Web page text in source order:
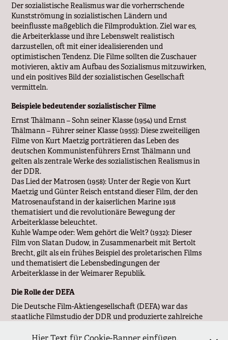
Der sozialistische Realismus war die vorherrschende
Kunstströmung in sozialistischen Ländern und
beeinflusste maßgeblich die Filmproduktion. Ziel war es,
die Arbeiterklasse und ihre Lebenswelt realistisch
darzustellen, oft mit einer idealisierenden und
optimistischen Tendenz. Die Filme sollten die Zuschauer
motivieren, aktiv am Aufbau des Sozialismus mitzuwirken,
und ein positives Bild der sozialistischen Gesellschaft
vermitteln.
Beispiele bedeutender sozialistischer Filme
Ernst Thälmann – Sohn seiner Klasse (1954) und Ernst
Thälmann – Führer seiner Klasse (1955): Diese zweiteiligen
Filme von Kurt Maetzig porträtieren das Leben des
deutschen Kommunistenführers Ernst Thälmann und
gelten als zentrale Werke des sozialistischen Realismus in
der DDR.
Das Lied der Matrosen (1958): Unter der Regie von Kurt
Maetzig und Günter Reisch entstand dieser Film, der den
Matrosenaufstand in der kaiserlichen Marine 1918
thematisiert und die revolutionäre Bewegung der
Arbeiterklasse beleuchtet.
Kuhle Wampe oder: Wem gehört die Welt? (1932): Dieser
Film von Slatan Dudow, in Zusammenarbeit mit Bertolt
Brecht, gilt als ein frühes Beispiel des proletarischen Films
und thematisiert die Lebensbedingungen der
Arbeiterklasse in der Weimarer Republik.
Die Rolle der DEFA
Die Deutsche Film-Aktiengesellschaft (DEFA) war das
staatliche Filmstudio der DDR und produzierte zahlreiche
verstand sich als Instrument zur Förderung der